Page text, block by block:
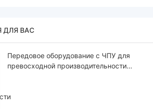
ДЛЯ ВАС
Передовое оборудование с ЧПУ для
превосходной производительности